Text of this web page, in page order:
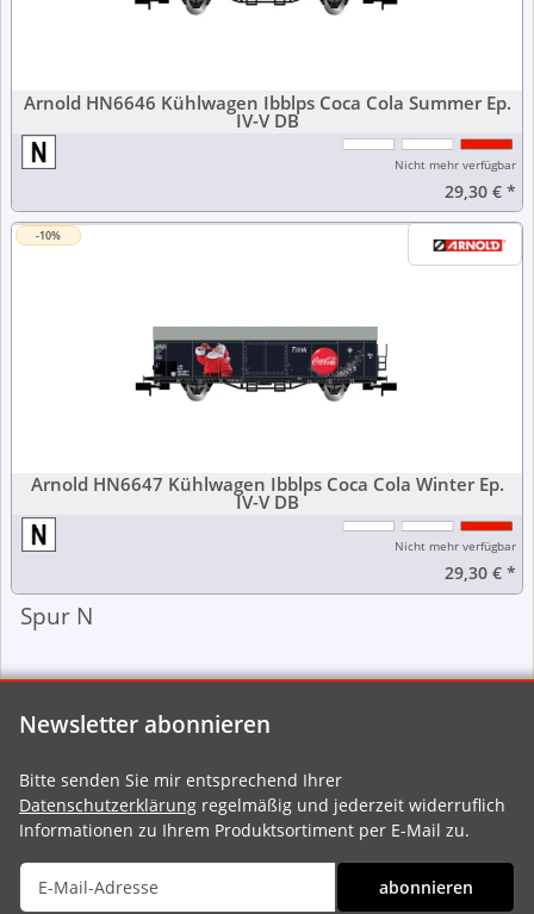
Arnold HN6646 Kühlwagen Ibblps Coca Cola Summer Ep.
IV-V DB
Nicht mehr verfügbar
29,30 €*
-10%
Arnold HN6647 Kühlwagen Ibblps Coca Cola Winter Ep.
IV-V DB
Nicht mehr verfügbar
29,30 €*
Spur N
Newsletter abonnieren
Bitte senden Sie mir entsprechend Ihrer
Datenschutzerklärung regelmäßig und jederzeit widerruflich
Informationen zu Ihrem Produktsortiment per E-Mail zu.
abonnieren